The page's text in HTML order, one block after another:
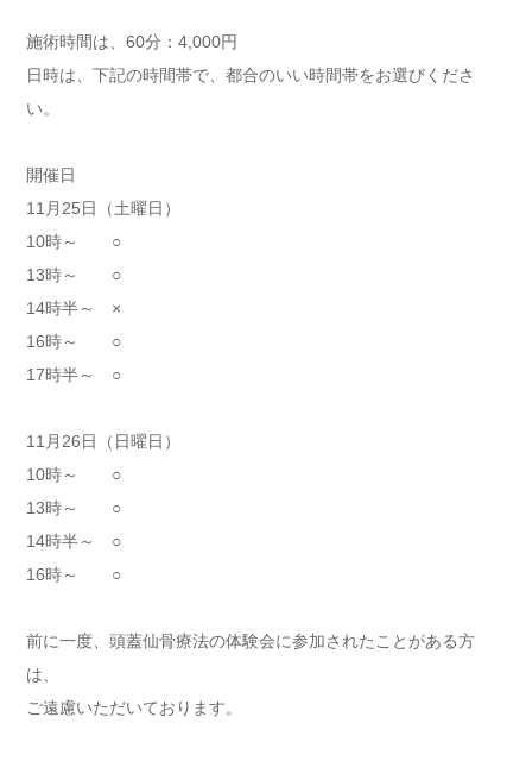
施術時間は、60分：4,000円
日時は、下記の時間帯で、都合のいい時間帯をお選びくださ
い。
開催日
11月25日（土曜日）
10時～ ○
13時～ ○
14時半～ ×
16時～ ○
17時半～ ○
11月26日（日曜日）
10時～ ○
13時～ ○
14時半～ ○
16時～ ○
前に一度、頭蓋仙骨療法の体験会に参加されたことがある方
は、
ご遠慮いただいております。